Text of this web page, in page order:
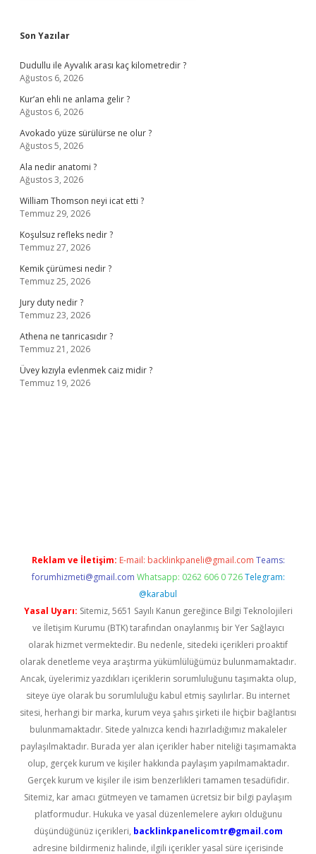
Son Yazılar
Dudullu ile Ayvalık arası kaç kilometredir ?
Ağustos 6, 2026
Kur’an ehli ne anlama gelir ?
Ağustos 6, 2026
Avokado yüze sürülürse ne olur ?
Ağustos 5, 2026
Ala nedir anatomi ?
Ağustos 3, 2026
William Thomson neyi icat etti ?
Temmuz 29, 2026
Koşulsuz refleks nedir ?
Temmuz 27, 2026
Kemik çürümesi nedir ?
Temmuz 25, 2026
Jury duty nedir ?
Temmuz 23, 2026
Athena ne tanricasıdır ?
Temmuz 21, 2026
Üvey kızıyla evlenmek caiz midir ?
Temmuz 19, 2026
Reklam ve İletişim: E-mail: backlinkpaneli@gmail.com Teams:
forumhizmeti@gmail.com Whatsapp: 0262 606 0 726 Telegram:
@karabul
Yasal Uyarı: Sitemiz, 5651 Sayılı Kanun gereğince Bilgi Teknolojileri
ve İletişim Kurumu (BTK) tarafından onaylanmış bir Yer Sağlayıcı
olarak hizmet vermektedir. Bu nedenle, sitedeki içerikleri proaktif
olarak denetleme veya araştırma yükümlülüğümüz bulunmamaktadır.
Ancak, üyelerimiz yazdıkları içeriklerin sorumluluğunu taşımakta olup,
siteye üye olarak bu sorumluluğu kabul etmiş sayılırlar. Bu internet
sitesi, herhangi bir marka, kurum veya şahıs şirketi ile hiçbir bağlantısı
bulunmamaktadır. Sitede yalnızca kendi hazırladığımız makaleler
paylaşılmaktadır. Burada yer alan içerikler haber niteliği taşımamakta
olup, gerçek kurum ve kişiler hakkında paylaşım yapılmamaktadır.
Gerçek kurum ve kişiler ile isim benzerlikleri tamamen tesadüfidir.
Sitemiz, kar amacı gütmeyen ve tamamen ücretsiz bir bilgi paylaşım
platformudur. Hukuka ve yasal düzenlemelere aykırı olduğunu
düşündüğünüz içerikleri, backlinkpanelicomtr@gmail.com
adresine bildirmeniz halinde, ilgili içerikler yasal süre içerisinde